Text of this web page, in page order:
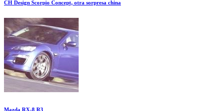
CH Design Scorpio Concept, otra sorpresa china
Mazda RX-8 R3